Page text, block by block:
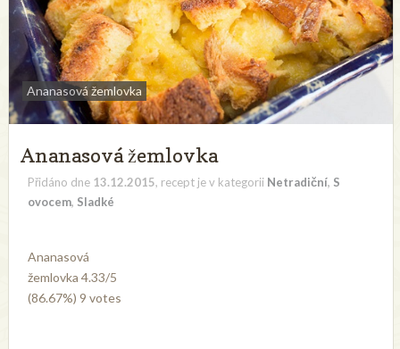
Ananasová žemlovka
Ananasová žemlovka
Přidáno dne 13.12.2015, recept je v kategorii Netradiční, S
ovocem, Sladké
Ananasová
žemlovka 4.33/5
(86.67%)9 votes